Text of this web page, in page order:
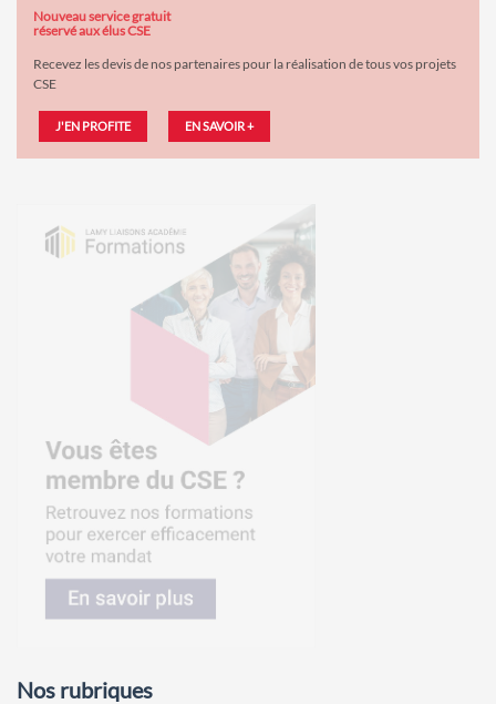
Nouveau service gratuit
réservé aux élus CSE
Recevez les devis de nos partenaires pour la réalisation de tous vos projets
CSE
J'EN PROFITE EN SAVOIR +
Nos rubriques